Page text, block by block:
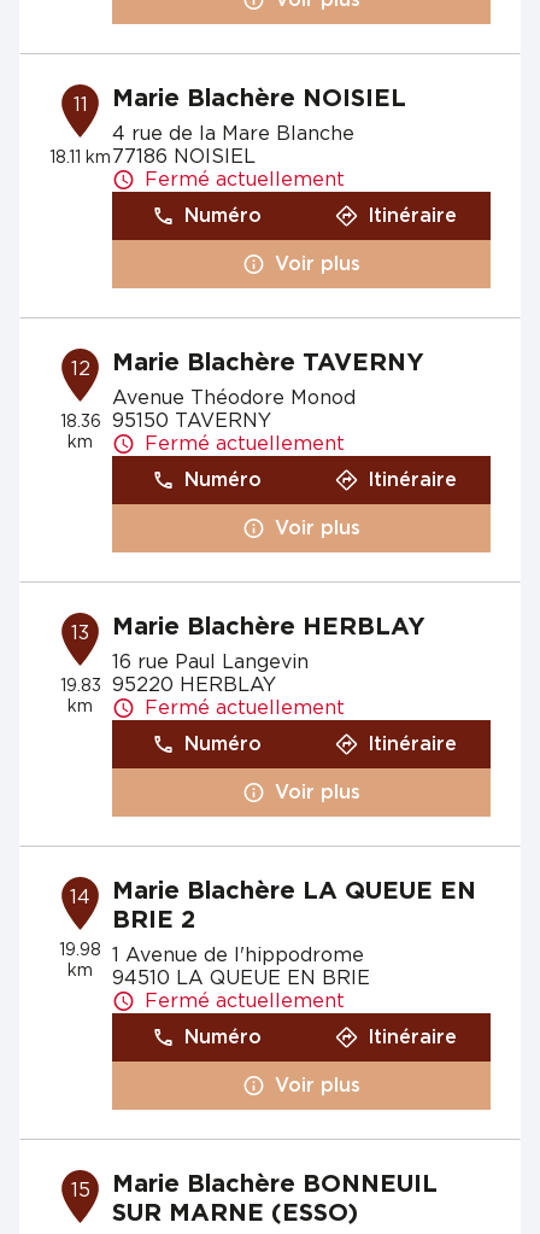
11
18.11 km
Marie Blachère NOISIEL
4 rue de la Mare Blanche
77186 NOISIEL
Fermé actuellement
Numéro
Itinéraire
Voir plus
12
18.36
km
Marie Blachère TAVERNY
Avenue Théodore Monod
95150 TAVERNY
Fermé actuellement
Numéro
Itinéraire
Voir plus
13
19.83
km
Marie Blachère HERBLAY
16 rue Paul Langevin
95220 HERBLAY
Fermé actuellement
Numéro
Itinéraire
Voir plus
14
19.98
km
Marie Blachère LA QUEUE EN
BRIE 2
1 Avenue de l'hippodrome
94510 LA QUEUE EN BRIE
Fermé actuellement
Numéro
Itinéraire
Voir plus
15
Marie Blachère BONNEUIL
SUR MARNE (ESSO)